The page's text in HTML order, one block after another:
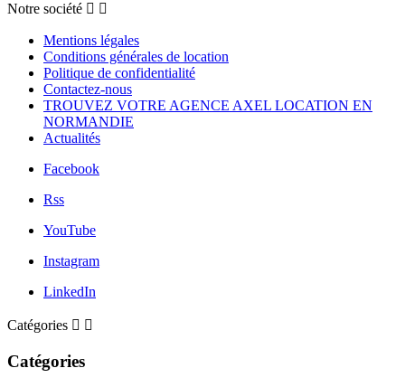
Notre société  
Mentions légales
Conditions générales de location
Politique de confidentialité
Contactez-nous
TROUVEZ VOTRE AGENCE AXEL LOCATION EN
NORMANDIE
Actualités
Facebook
Rss
YouTube
Instagram
LinkedIn
Catégories  
Catégories